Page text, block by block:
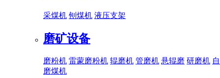
采煤机 刨煤机 液压支架
磨矿设备
磨粉机 雷蒙磨粉机 辊磨机 管磨机 悬辊磨 研磨机
磨煤机